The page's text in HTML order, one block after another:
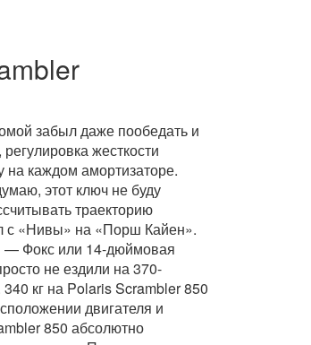
забыл даже пообедать и
жесткости
на каждом амортизаторе.
этот ключ не буду
траекторию
с «Нивы» на «Порш Кайен».
— Фокс или 14-дюймовая
не ездили на 370-
кг на Polaris Scrambler 850
двигателя и
850 абсолютно